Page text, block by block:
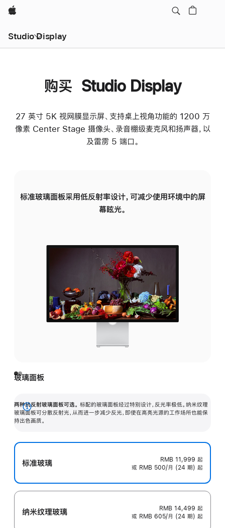
Apple
Studio Display
购买 Studio Display
27 英寸 5K 视网膜显示屏、支持桌上视角功能的 1200 万
像素 Center Stage 摄像头、录音棚级麦克风和扬声器，以
及雷雳 5 端口。
标准玻璃面板采用低反射率设计，可减少使用环境中的屏
幕眩光。
玻璃面板
两种抗反射玻璃面板可选。 标配的玻璃面板经过特别设计，反光率极低。纳米纹理
玻璃面板可分散反射光，从而进一步减少反光，即使在高亮光源的工作场所也能保
持出色画质。
展
开
标准玻璃 RMB 11,999 起
或 RMB 500/月 (24 期) 起
纳米纹理玻璃 RMB 14,499 起
或 RMB 605/月 (24 期) 起